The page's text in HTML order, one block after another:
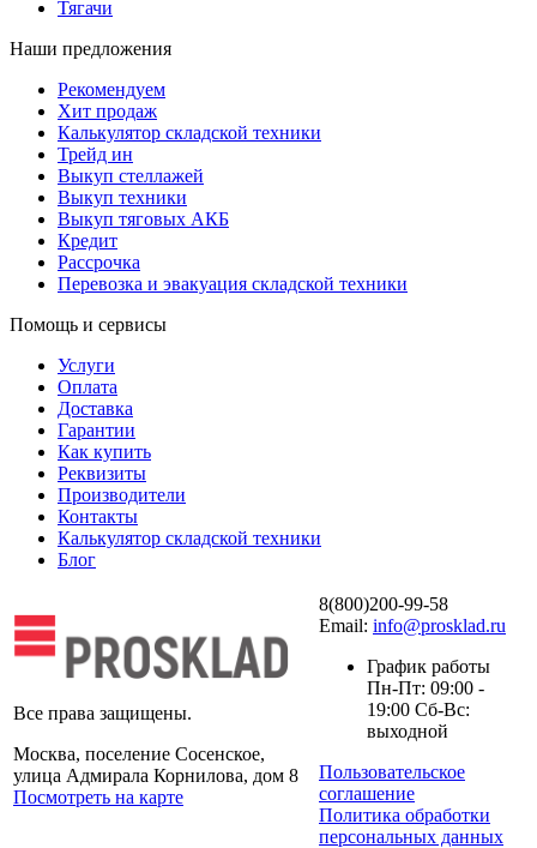
Тягачи
Наши предложения
Рекомендуем
Хит продаж
Калькулятор складской техники
Трейд ин
Выкуп стеллажей
Выкуп техники
Выкуп тяговых АКБ
Кредит
Рассрочка
Перевозка и эвакуация складской техники
Помощь и сервисы
Услуги
Оплата
Доставка
Гарантии
Как купить
Реквизиты
Производители
Контакты
Калькулятор складской техники
Блог
Все права защищены.
Москва, поселение Сосенское,
улица Адмирала Корнилова, дом 8
Посмотреть на карте
8(800)200-99-58
Email: info@prosklad.ru
График работы
Пн-Пт: 09:00 -
19:00 Сб-Вс:
выходной
Пользовательское
соглашение
Политика обработки
персональных данных